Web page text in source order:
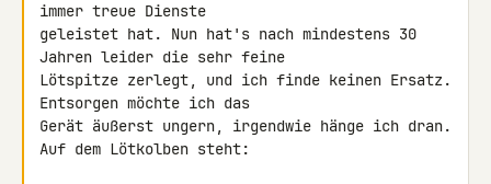
immer treue Dienste
geleistet hat. Nun hat's nach mindestens 30
Jahren leider die sehr feine
Lötspitze zerlegt, und ich finde keinen Ersatz.
Entsorgen möchte ich das
Gerät äußerst ungern, irgendwie hänge ich dran.
Auf dem Lötkolben steht: